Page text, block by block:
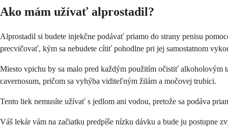
Ako mám užívať alprostadil?
Alprostadil si budete injekčne podávať priamo do strany penisu
precvičovať, kým sa nebudete cítiť pohodlne pri jej samostatnom
Miesto vpichu by sa malo pred každým použitím očistiť alkoholovým
cavernosum, pričom sa vyhýba viditeľným žilám a močovej trubici.
Tento liek nemusíte užívať s jedlom ani vodou, pretože sa podáva
Váš lekár vám na začiatku predpíše nízku dávku a bude ju postupne